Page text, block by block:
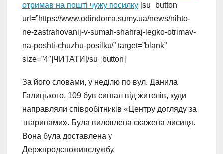
отримав на пошті чужу посилку [su_button
url=”https://www.odindoma.sumy.ua/news/nihto-
ne-zastrahovanij-v-sumah-shahraj-legko-otrimav-
na-poshti-chuzhu-posilku/” target=”blank”
size=”4″]ЧИТАТИ[/su_button]
За його словами, у неділю по вул. Данила
Галицького, 109 був сигнал від жителів, куди
направляли співробітників «Центру догляду за
тваринами». Була виловлена скажена лисиця.
Вона була доставлена у
Держпродспоживслужбу.